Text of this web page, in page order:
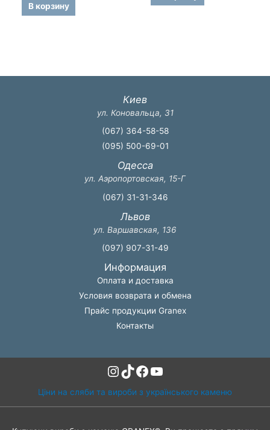
В корзину
Киев
ул. Коновальца, 31
(067) 364-58-58
(095) 500-69-01
Одесса
ул. Аэропортовская, 15-Г
(067) 31-31-346
Львов
ул. Варшавская, 136
(097) 907-31-49
Информация
Оплата и доставка
Условия возврата и обмена
Прайс продукции Granex
Контакты
Instagram
TikTok
Facebook
YouTube
Ціни на сляби та вироби з українського каменю